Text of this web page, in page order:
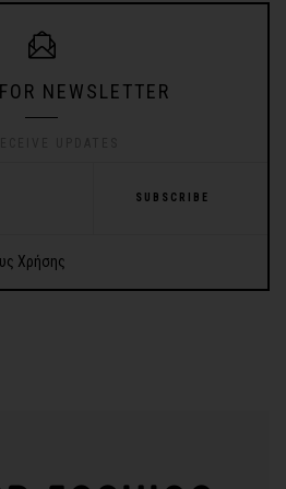
NEWSLETTER
SUBSCRIBE
Χρήσης